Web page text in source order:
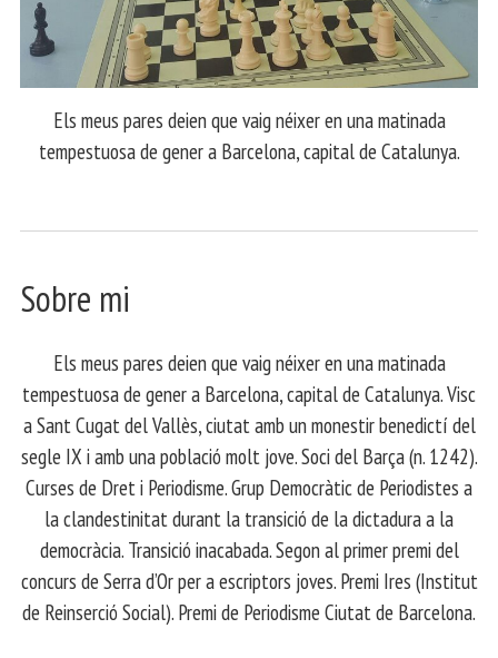
Els meus pares deien que vaig néixer en una matinada
tempestuosa de gener a Barcelona, capital de Catalunya.
Sobre mi
Els meus pares deien que vaig néixer en una matinada
tempestuosa de gener a Barcelona, capital de Catalunya. Visc
a Sant Cugat del Vallès, ciutat amb un monestir benedictí del
segle IX i amb una població molt jove. Soci del Barça (n. 1242).
Curses de Dret i Periodisme. Grup Democràtic de Periodistes a
la clandestinitat durant la transició de la dictadura a la
democràcia. Transició inacabada. Segon al primer premi del
concurs de Serra d’Or per a escriptors joves. Premi Ires (Institut
de Reinserció Social). Premi de Periodisme Ciutat de Barcelona.